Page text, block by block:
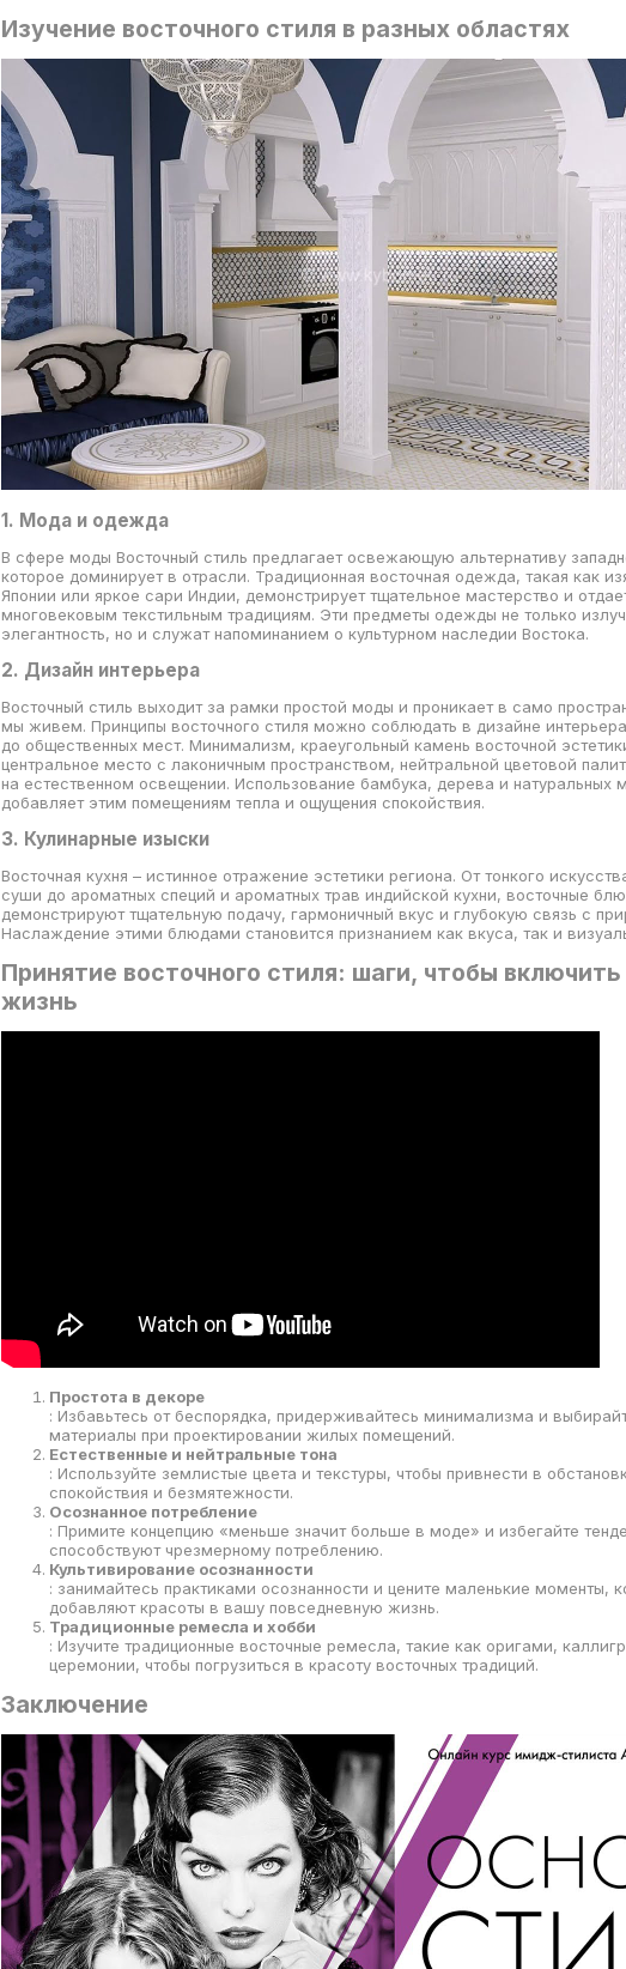
Изучение восточного стиля в разных областях
1. Мода и одежда
В сфере моды Восточный стиль предлагает освежающую альтернативу
которое доминирует в отрасли. Традиционная восточная одежда, такая как
Японии или яркое сари Индии, демонстрирует тщательное мастерство и
многовековым текстильным традициям. Эти предметы одежды не только
элегантность, но и служат напоминанием о культурном наследии Востока.
2. Дизайн интерьера
Восточный стиль выходит за рамки простой моды и проникает в само
мы живем. Принципы восточного стиля можно соблюдать в дизайне
до общественных мест. Минимализм, краеугольный камень восточной
центральное место с лаконичным пространством, нейтральной цветовой
на естественном освещении. Использование бамбука, дерева и натуральных
добавляет этим помещениям тепла и ощущения спокойствия.
3. Кулинарные изыски
Восточная кухня – истинное отражение эстетики региона. От тонкого
суши до ароматных специй и ароматных трав индийской кухни, восточные
демонстрируют тщательную подачу, гармоничный вкус и глубокую связь с
Наслаждение этими блюдами становится признанием как вкуса, так и
Принятие восточного стиля: шаги, чтобы
жизнь
Простота в декоре
: Избавьтесь от беспорядка, придерживайтесь минимализма и
материалы при проектировании жилых помещений.
Естественные и нейтральные тона
: Используйте землистые цвета и текстуры, чтобы привнести в
спокойствия и безмятежности.
Осознанное потребление
: Примите концепцию «меньше значит больше в моде» и избегайте
способствуют чрезмерному потреблению.
Культивирование осознанности
: занимайтесь практиками осознанности и цените маленькие моменты,
добавляют красоты в вашу повседневную жизнь.
Традиционные ремесла и хобби
: Изучите традиционные восточные ремесла, такие как оригами,
церемонии, чтобы погрузиться в красоту восточных традиций.
Заключение